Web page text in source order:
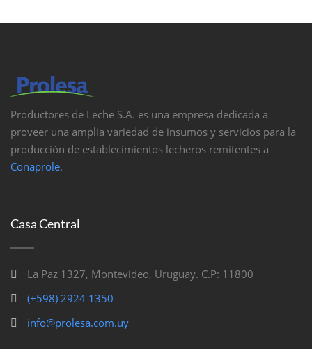
Productores de Leche S.A. es una empresa dedicada a
proveer una amplia variedad de insumos y servicios para la
producción de establecimientos lecheros remitentes a
Conaprole.
Casa Central
La Paz 1327, Montevideo, Uruguay. C.P: 11800
(+598) 2924 1350
info@prolesa.com.uy